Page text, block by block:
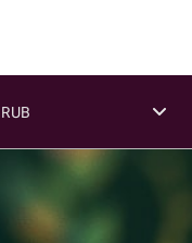
RUB